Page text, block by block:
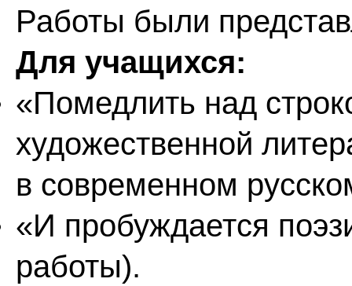
Работы были
Для учащихся:
«Помедлить над
художественной
в современном
«И пробуждается
работы).